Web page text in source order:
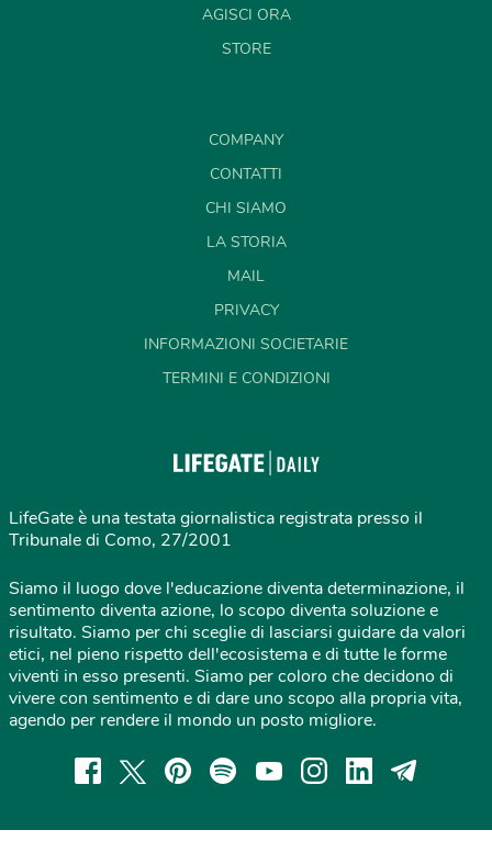
AGISCI ORA
STORE
COMPANY
CONTATTI
CHI SIAMO
LA STORIA
MAIL
PRIVACY
INFORMAZIONI SOCIETARIE
TERMINI E CONDIZIONI
LifeGate è una testata giornalistica registrata presso il
Tribunale di Como, 27/2001
Siamo il luogo dove l'educazione diventa determinazione, il
sentimento diventa azione, lo scopo diventa soluzione e
risultato. Siamo per chi sceglie di lasciarsi guidare da valori
etici, nel pieno rispetto dell'ecosistema e di tutte le forme
viventi in esso presenti. Siamo per coloro che decidono di
vivere con sentimento e di dare uno scopo alla propria vita,
agendo per rendere il mondo un posto migliore.